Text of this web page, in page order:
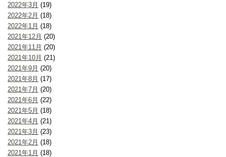
2022年3月 (19)
2022年2月 (18)
2022年1月 (18)
2021年12月 (20)
2021年11月 (20)
2021年10月 (21)
2021年9月 (20)
2021年8月 (17)
2021年7月 (20)
2021年6月 (22)
2021年5月 (18)
2021年4月 (21)
2021年3月 (23)
2021年2月 (18)
2021年1月 (18)